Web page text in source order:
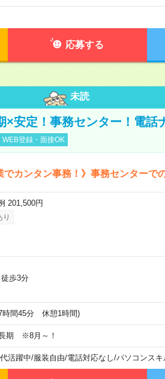
応募する
未読
×安定！事務センター！電話
WEB登録・面接OK
カンタン事務！》事務センターで
201,500円
り
歩3分
時間45分 休憩1時間)
期 ※8月～！
活躍中/服装自由/電話対応なし/パソコンスキ